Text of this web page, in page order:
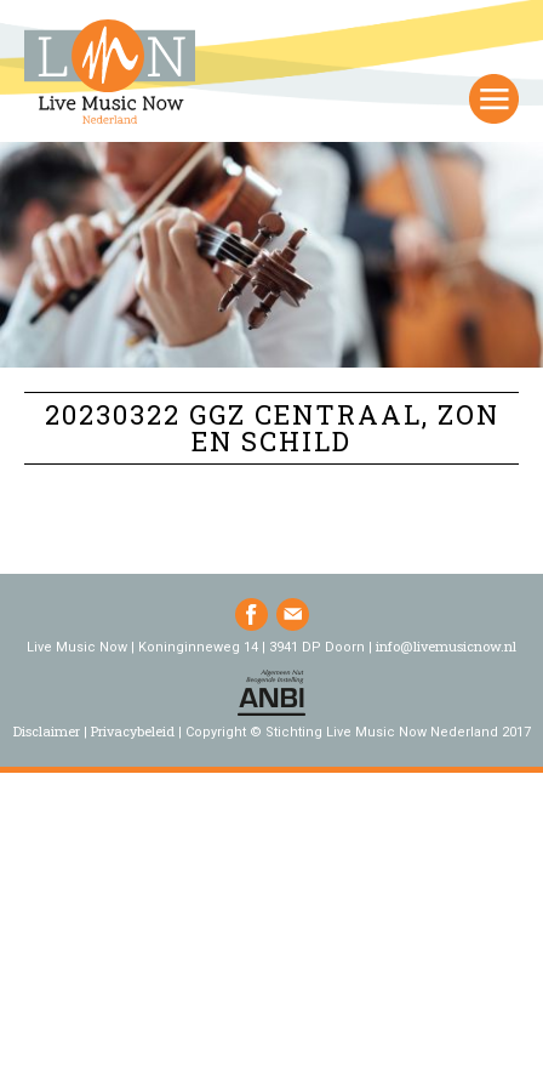
20230322 GGZ CENTRAAL, ZON
EN SCHILD
Live Music Now | Koninginneweg 14 | 3941 DP Doorn | info@livemusicnow.nl
Disclaimer Privacybeleid Copyright © Stichting Live Music Now Nederland 2017